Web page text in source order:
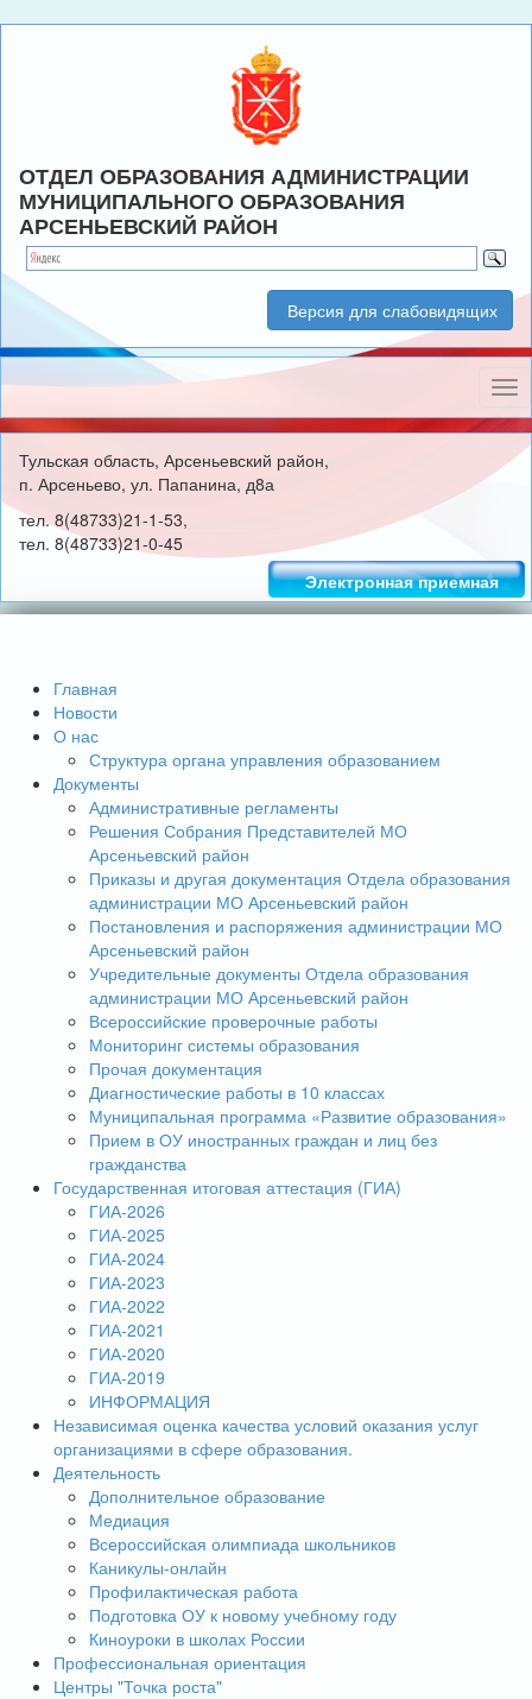
ОТДЕЛ ОБРАЗОВАНИЯ АДМИНИСТРАЦИИ
МУНИЦИПАЛЬНОГО ОБРАЗОВАНИЯ
АРСЕНЬЕВСКИЙ РАЙОН
Версия для слабовидящих
Тульская область, Арсеньевский район,
п. Арсеньево, ул. Папанина, д8а
тел. 8(48733)21-1-53,
тел. 8(48733)21-0-45
Электронная приемная
Главная
Новости
О нас
Структура органа управления образованием
Документы
Административные регламенты
Решения Собрания Представителей МО
Арсеньевский район
Приказы и другая документация Отдела образования
администрации МО Арсеньевский район
Постановления и распоряжения администрации МО
Арсеньевский район
Учредительные документы Отдела образования
администрации МО Арсеньевский район
Всероссийские проверочные работы
Мониторинг системы образования
Прочая документация
Диагностические работы в 10 классах
Муниципальная программа «Развитие образования»
Прием в ОУ иностранных граждан и лиц без
гражданства
Государственная итоговая аттестация (ГИА)
ГИА-2026
ГИА-2025
ГИА-2024
ГИА-2023
ГИА-2022
ГИА-2021
ГИА-2020
ГИА-2019
ИНФОРМАЦИЯ
Независимая оценка качества условий оказания услуг
организациями в сфере образования.
Деятельность
Дополнительное образование
Медиация
Всероссийская олимпиада школьников
Каникулы-онлайн
Профилактическая работа
Подготовка ОУ к новому учебному году
Киноуроки в школах России
Профессиональная ориентация
Центры "Точка роста"